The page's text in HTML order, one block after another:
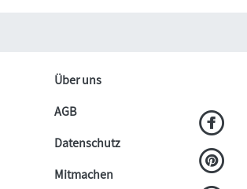
Über uns
AGB
Datenschutz
Mitmachen